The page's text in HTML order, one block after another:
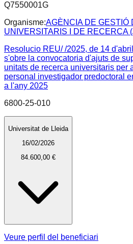
Q7550001G
Organisme:AGÈNCIA DE GESTIÓ
UNIVERSITARIS I DE RECERCA
Resolucio REU/ /2025, de 14
s'obre la convocatoria d'ajuts de
unitats de recerca universitaris per
personal investigador predoctoral
a l'any 2025
6800-25-010
Universitat de Lleida
16/02/2026
84.600,00 €
Veure perfil del beneficiari